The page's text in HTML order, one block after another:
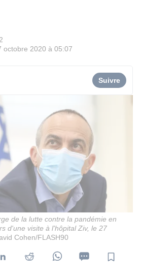
octobre 2020 à 05:07
Suivre
de la lutte contre la pandémie en
d'une visite à l'hôpital Ziv, le 27
Cohen/FLASH90